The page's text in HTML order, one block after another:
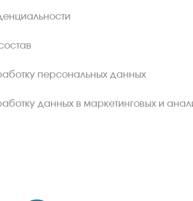
персональных данных
данных в маркетинговых и